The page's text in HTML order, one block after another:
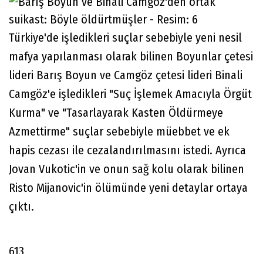
Türkiye'de işledikleri suçlar sebebiyle yeni nesil
mafya yapılanması olarak bilinen Boyunlar çetesi
lideri Barış Boyun ve Camgöz çetesi lideri Binali
Camgöz'e işledikleri "Suç İşlemek Amacıyla Örgüt
Kurma" ve "Tasarlayarak Kasten Öldürmeye
Azmettirme" suçlar sebebiyle müebbet ve ek
hapis cezası ile cezalandırılmasını istedi. Ayrıca
Jovan Vukotic'in ve onun sağ kolu olarak bilinen
Risto Mijanovic'in ölümünde yeni detaylar ortaya
çıktı.
613